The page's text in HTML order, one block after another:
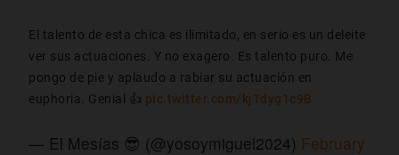
El talento de esta chica es ilimitado, en serio es un deleite
ver sus actuaciones. Y no exagero. Es talento puro. Me
pongo de pie y aplaudo a rabiar su actuación en
euphoria. Genial 👍 pic.twitter.com/kjTdyg1c9B
— El Mesías 😎 (@yosoymiguel2024) February